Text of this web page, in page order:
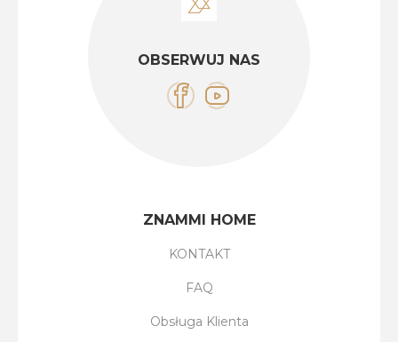
OBSERWUJ NAS
ZNAMMI HOME
KONTAKT
FAQ
Obsługa Klienta